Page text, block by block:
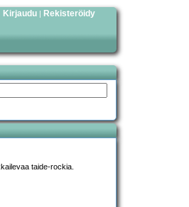
Kirjaudu | Rekisteröidy
taide-rockia.